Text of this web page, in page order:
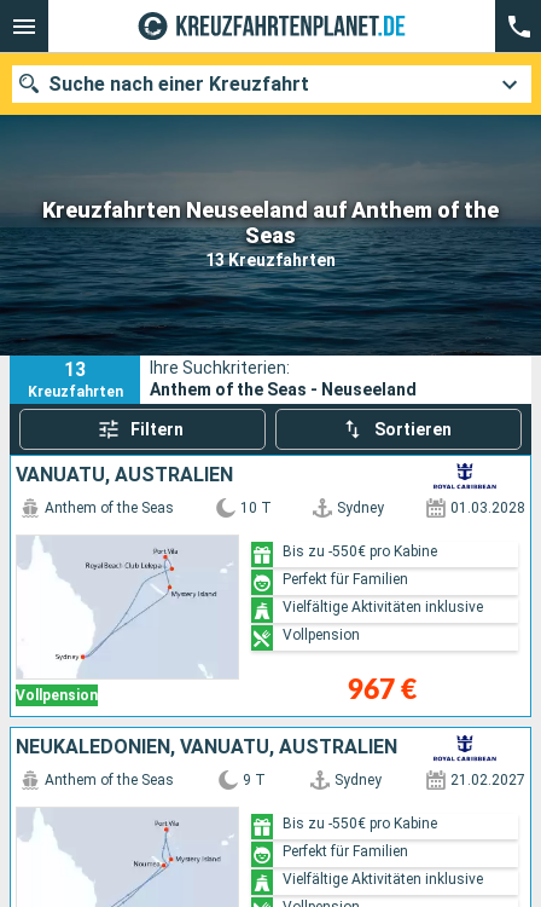
Kreuzfahrten Neuseeland auf Anthem of the
Seas
13 Kreuzfahrten
Suche nach einer Kreuzfahrt
Unsere Ziele
Abfahrtsmonat
Häfen Reedereien
Suchen
13
Kreuzfahrten
Ihre Suchkriterien:
Anthem of the Seas - Neuseeland
Filtern Sortieren
VANUATU, AUSTRALIEN
Vollpension
Anthem of the Seas 10 T Sydney 01.03.2028
967 €
Bis zu -550€ pro Kabine
Perfekt für Familien
Vielfältige Aktivitäten inklusive
Vollpension
NEUKALEDONIEN, VANUATU, AUSTRALIEN
Anthem of the Seas 9 T Sydney 21.02.2027
Bis zu -550€ pro Kabine
Perfekt für Familien
Vielfältige Aktivitäten inklusive